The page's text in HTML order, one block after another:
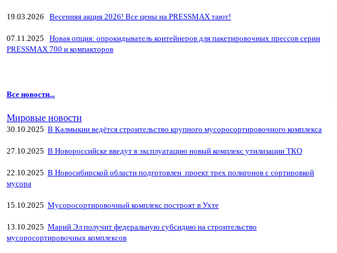
19.03.2026 Весенняя акция 2026! Все цены на PRESSMAX тают!
07.11.2025
Новая опция: опрокидыватель контейнеров для пакетировочных прессов серии
PRESSMAX 700 и компакторов
Все новости...
Мировые новости
30.10.2025 В Калмыкии ведётся строительство крупного мусоросортировочного комплекса
27.10.2025 В Новороссийске введут в эксплуатацию новый комплекс утилизации ТКО
22.10.2025 В Новосибирской области подготовлен проект трех полигонов с сортировкой
мусора
15.10.2025 Мусоросортировочный комплекс построят в Ухте
13.10.2025 Марий Эл получит федеральную субсидию на строительство
мусоросортировочных комплексов